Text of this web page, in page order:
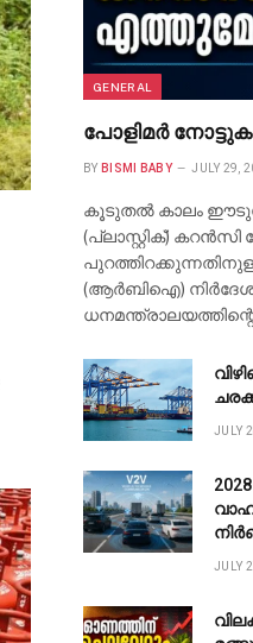
GENERAL
പോളിമർ
BY BISMI BABY JULY 29,
കൂടുതൽ കാലം
(പ്ലാസ്റ്റിക്)
(ആർബിഐ)
JULY
JULY